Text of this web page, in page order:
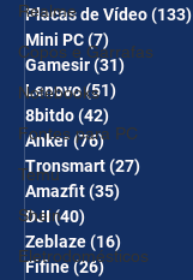
Realme
Copos e Garrafas
Notebooks
Fontes para PC
Temu
Shein
Eletrodomésticos
Placas de Vídeo(133)
Mini PC(7)
Gamesir(31)
Lenovo(51)
8bitdo(42)
Anker(76)76 posts
Tronsmart(27)
Amazfit(35)
DJI(40)
Zeblaze(16)
Fifine(26)26 posts